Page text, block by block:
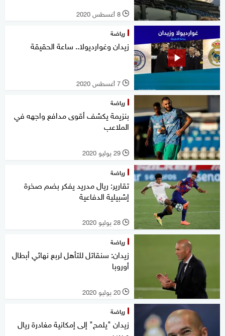
l 8 أغسطس 2020
رياضة
زيدان وغوارديولا.. ساعة الحقيقة
l 7 أغسطس 2020
رياضة
بنزيمة يكشف أقوى مدافع واجهه في
الملاعب
l 29 يوليو 2020
رياضة
تقارير: ريال مدريد يفكر بضم صخرة
إشبيلية الدفاعية
l 28 يوليو 2020
رياضة
زيدان: سنقاتل للتأهل لربع نهائي أبطال
أوروبا
l 20 يوليو 2020
رياضة
زيدان "يلمح" إلى إمكانية مغادرة ريال